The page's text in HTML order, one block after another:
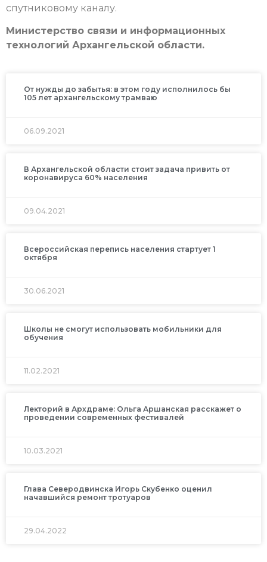
спутниковому каналу.
Министерство связи и информационных
технологий Архангельской области.
От нужды до забытья: в этом году исполнилось бы
105 лет архангельскому трамваю
06.09.2021
В Архангельской области стоит задача привить от
коронавируса 60% населения
09.04.2021
Всероссийская перепись населения стартует 1
октября
30.06.2021
Школы не смогут использовать мобильники для
обучения
11.02.2021
Лекторий в Архдраме: Ольга Аршанская расскажет о
проведении современных фестивалей
10.03.2021
Глава Северодвинска Игорь Скубенко оценил
начавшийся ремонт тротуаров
29.04.2022